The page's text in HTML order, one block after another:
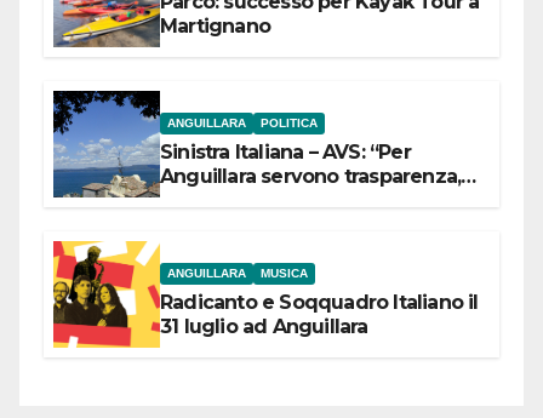
Martignano
ANGUILLARA POLITICA
Sinistra Italiana – AVS: “Per
Anguillara servono trasparenza,
ANGUILLARA MUSICA
Radicanto e Soqquadro Italiano il
31 luglio ad Anguillara